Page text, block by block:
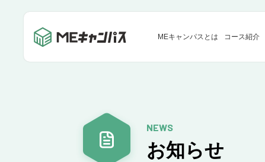
MEキャンパスとは コース紹介
NEWS
お知らせ